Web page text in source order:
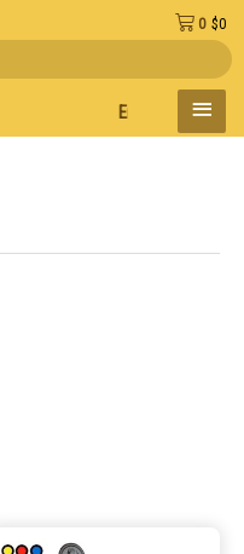
Entregas en el día
$0
0
MENÚ